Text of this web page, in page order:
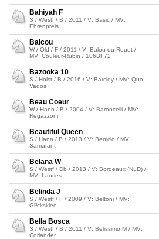
Bahiyah F
S / Westf / B / 2011 / V: Basic / MV:
Ehrenpreis
Balcou
W / Old / F / 2011 / V: Balou du Rouet /
MV: Couleur-Rubin / 106BF72
Bazooka 10
S / Holst / B / 2016 / V: Barcley / MV: Quo
Vados I
Beau Coeur
W / Hann / B / 2004 / V: Baroncelli / MV:
Regazzoni
Beautiful Queen
S / Hann / B / 2013 / V: Benicio / MV:
Samarant
Belana W
S / Westf / Db / 2013 / V: Bordeaux (NLD) /
MV: Lauries
Belinda J
S / Westf / F / 2009 / V: Beltoni / MV:
Gl³cksklee
Bella Bosca
S / Westf / B / 2011 / V: Belissimo M / MV:
Coriander